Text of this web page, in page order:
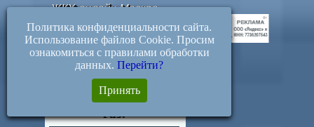
ЖКХ-онлайн.Москва
149-Р. Установление
цен на природный
газ.
Политика конфиденциальности сайта.
Использование файлов Cookie. Просим
ознакомиться с правилами обработки
данных. Перейти?
Принять